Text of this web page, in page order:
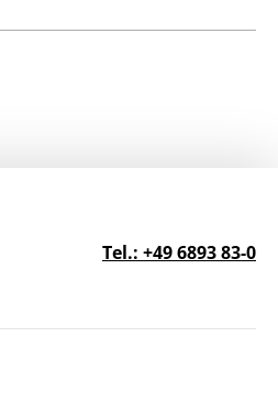
Tel.: +49 6893 83-0